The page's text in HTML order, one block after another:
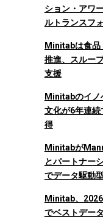
ション・アワ
ルトランスフ
Minitabは食品
推進、スルー
支援
Minitabのイノ
文化が6年連
得
Minitabが
とパートナー
でデータ駆動
Minitab、
でベストデー